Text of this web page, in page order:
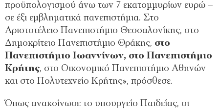
προϋπολογισμού άνω των 7 εκατομμυρίων ευρώ –
σε έξι εμβληματικά πανεπιστήμια. Στο
Αριστοτέλειο Πανεπιστήμιο Θεσσαλονίκης, στο
Δημοκρίτειο Πανεπιστήμιο Θράκης, στο
Πανεπιστήμιο Ιωαννίνων, στο Πανεπιστήμιο
Κρήτης, στο Οικονομικό Πανεπιστήμιο Αθηνών
και στο Πολυτεχνείο Κρήτης», πρόσθεσε.
Όπως ανακοίνωσε το υπουργείο Παιδείας, οι